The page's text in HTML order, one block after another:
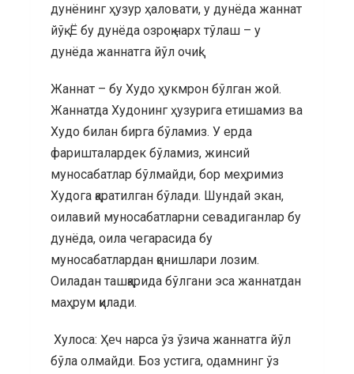
дунёнинг ҳузур ҳаловати, у дунёда жаннат
йўқ. Ё бу дунёда озроқ нарх тўлаш – у
дунёда жаннатга йўл очиқ!
Жаннат – бу Худо ҳукмрон бўлган жой.
Жаннатда Худонинг ҳузурига етишамиз ва
Худо билан бирга бўламиз. У ерда
фаришталардек бўламиз, жинсий
муносабатлар бўлмайди, бор меҳримиз
Худога қаратилган бўлади. Шундай экан,
оилавий муносабатларни севадиганлар бу
дунёда, оила чегарасида бу
муносабатлардан қонишлари лозим.
Оиладан ташқарида бўлгани эса жаннатдан
маҳрум қилади.
Хулоса: Ҳеч нарса ўз ўзича жаннатга йўл
бўла олмайди. Боз устига, одамнинг ўз